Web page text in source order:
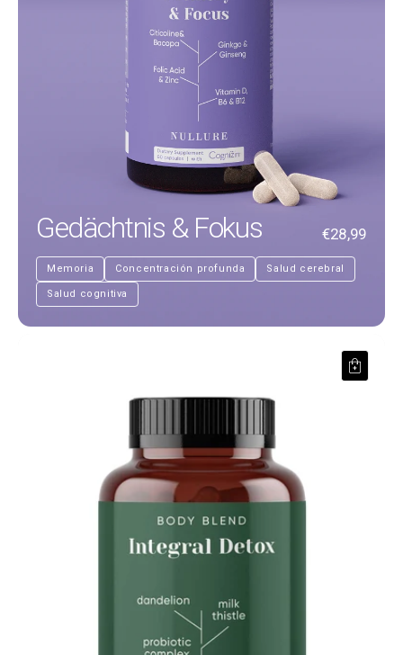
Gedächtnis & Fokus €28,99
Memoria Concentración profunda Salud cerebral
Salud cognitiva